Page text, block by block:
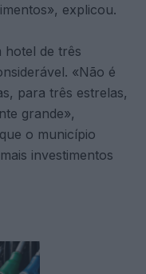
explicou.
hotel de três
«Não é
para três estrelas,
grande»,
o município
investimentos